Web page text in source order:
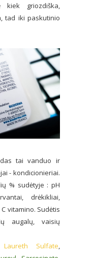
kiek griozdiška,
tad iki paskutinio
tai vanduo ir
- kondicionieriai.
% sudėtyje : pH
drėkikliai,
vitamino. Sudėtis
augalų, vaisių
Laureth Sulfate,